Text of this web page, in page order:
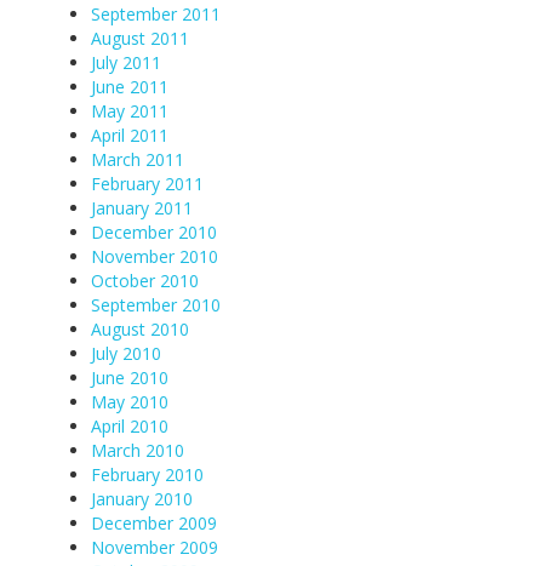
September 2011
August 2011
July 2011
June 2011
May 2011
April 2011
March 2011
February 2011
January 2011
December 2010
November 2010
October 2010
September 2010
August 2010
July 2010
June 2010
May 2010
April 2010
March 2010
February 2010
January 2010
December 2009
November 2009